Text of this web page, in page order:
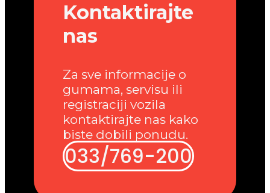
Kontaktirajte
nas
Za sve informacije o
gumama, servisu ili
registraciji vozila
kontaktirajte nas kako
biste dobili ponudu.
033/769-200